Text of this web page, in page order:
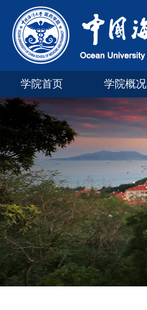
学院首页 学院概况